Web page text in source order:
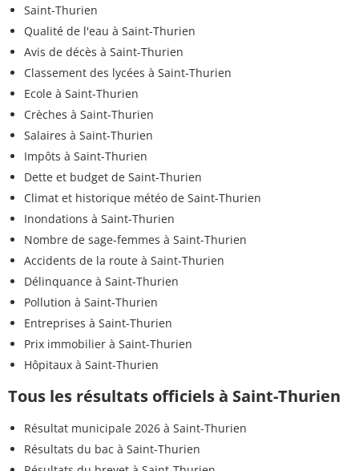
Saint-Thurien
Qualité de l'eau à Saint-Thurien
Avis de décès à Saint-Thurien
Classement des lycées à Saint-Thurien
Ecole à Saint-Thurien
Crèches à Saint-Thurien
Salaires à Saint-Thurien
Impôts à Saint-Thurien
Dette et budget de Saint-Thurien
Climat et historique météo de Saint-Thurien
Inondations à Saint-Thurien
Nombre de sage-femmes à Saint-Thurien
Accidents de la route à Saint-Thurien
Délinquance à Saint-Thurien
Pollution à Saint-Thurien
Entreprises à Saint-Thurien
Prix immobilier à Saint-Thurien
Hôpitaux à Saint-Thurien
Tous les résultats officiels à Saint-Thurien
Résultat municipale 2026 à Saint-Thurien
Résultats du bac à Saint-Thurien